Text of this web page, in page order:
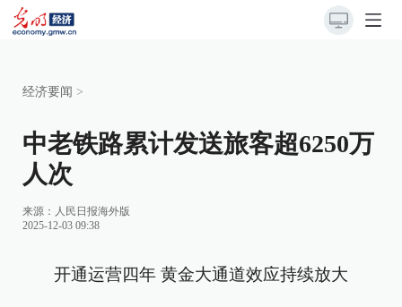
经济要闻 >
中老铁路累计发送旅客超6250万
人次
来源： 人民日报海外版
2025-12-03 09:38
开通运营四年 黄金大通道效应持续放大